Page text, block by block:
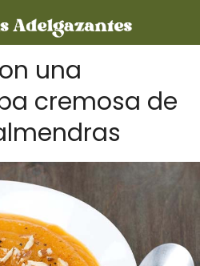
una
cremosa de